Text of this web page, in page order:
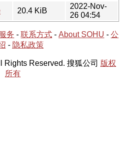
20.4 KiB
2022-Nov-
26 04:54
务 - 联系方式 - About SOHU - 公
- 隐私政策
Reserved. 搜狐公司 版权
所有